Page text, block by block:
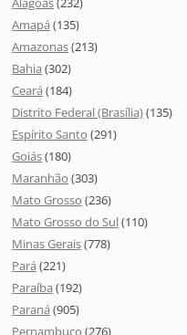
Amapá (135)
Amazonas(213)
Bahia (302)
Ceará (184)
Distrito Federal (Brasília)(135)
Espírito Santo (291)
Goiás(180)
Maranhão (303)
Mato Grosso (236)
Mato Grosso do Sul(110)
Minas Gerais(778)
Pará (221)
Paraíba (192)
Paraná (905)
Pernambuco (276)